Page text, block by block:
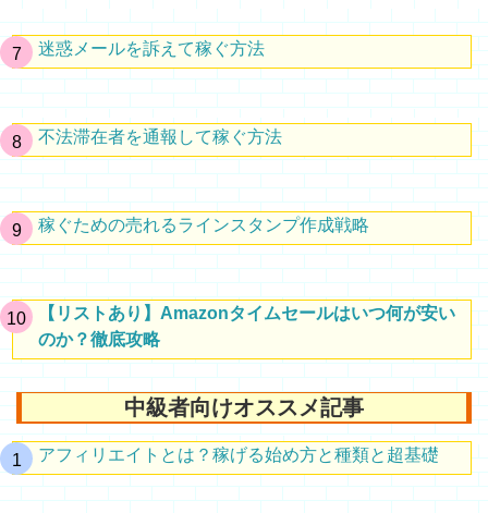
迷惑メールを訴えて稼ぐ方法
不法滞在者を通報して稼ぐ方法
稼ぐための売れるラインスタンプ作成戦略
【リストあり】Amazonタイムセールはいつ何が安い
のか？徹底攻略
中級者向けオススメ記事
アフィリエイトとは？稼げる始め方と種類と超基礎